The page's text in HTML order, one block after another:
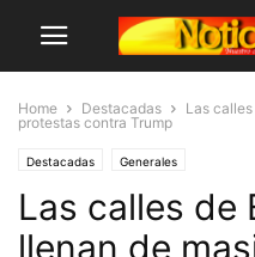
Home Destacadas
Las
protestas contra Trump
Destacadas Generales
Las calles de
llenan de